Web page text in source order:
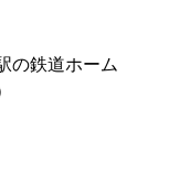
の鉄道ホーム